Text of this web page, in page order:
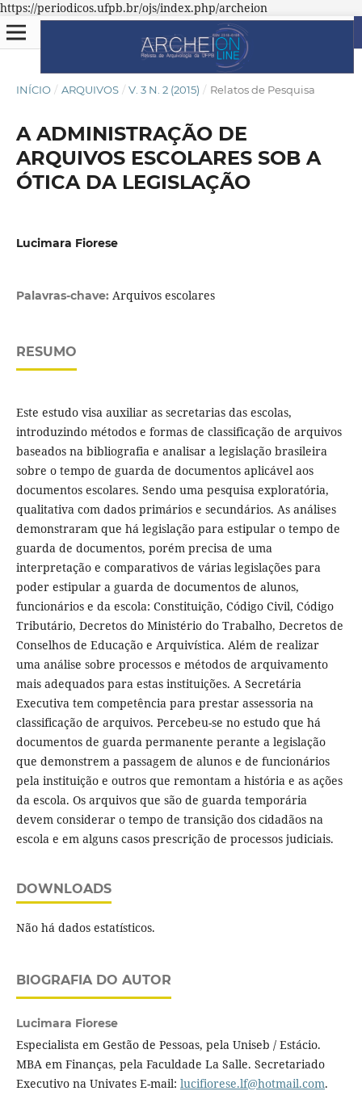
https://periodicos.ufpb.br/ojs/index.php/archeion
INÍCIO / ARQUIVOS / V. 3 N. 2 (2015) / Relatos de Pesquisa
A ADMINISTRAÇÃO DE
ARQUIVOS ESCOLARES SOB A
ÓTICA DA LEGISLAÇÃO
Lucimara Fiorese
Palavras-chave: Arquivos escolares
RESUMO
Este estudo visa auxiliar as secretarias das escolas,
introduzindo métodos e formas de classificação de arquivos
baseados na bibliografia e analisar a legislação brasileira
sobre o tempo de guarda de documentos aplicável aos
documentos escolares. Sendo uma pesquisa exploratória,
qualitativa com dados primários e secundários. As análises
demonstraram que há legislação para estipular o tempo de
guarda de documentos, porém precisa de uma
interpretação e comparativos de várias legislações para
poder estipular a guarda de documentos de alunos,
funcionários e da escola: Constituição, Código Civil, Código
Tributário, Decretos do Ministério do Trabalho, Decretos de
Conselhos de Educação e Arquivística. Além de realizar
uma análise sobre processos e métodos de arquivamento
mais adequados para estas instituições. A Secretária
Executiva tem competência para prestar assessoria na
classificação de arquivos. Percebeu-se no estudo que há
documentos de guarda permanente perante a legislação
que demonstrem a passagem de alunos e de funcionários
pela instituição e outros que remontam a história e as ações
da escola. Os arquivos que são de guarda temporária
devem considerar o tempo de transição dos cidadãos na
escola e em alguns casos prescrição de processos judiciais.
DOWNLOADS
Não há dados estatísticos.
BIOGRAFIA DO AUTOR
Lucimara Fiorese
Especialista em Gestão de Pessoas, pela Uniseb / Estácio.
MBA em Finanças, pela Faculdade La Salle. Secretariado
Executivo na Univates E-mail: lucifiorese.lf@hotmail.com.